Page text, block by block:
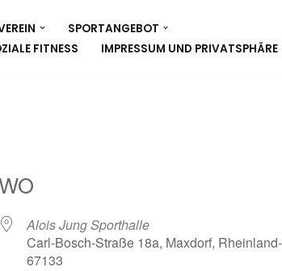
SPORTANGEBOT
FITNESS IMPRESSUM UND PRIVATSPHÄRE
Alois Jung Sporthalle
Carl-Bosch-Straße 18a, Maxdorf,
67133